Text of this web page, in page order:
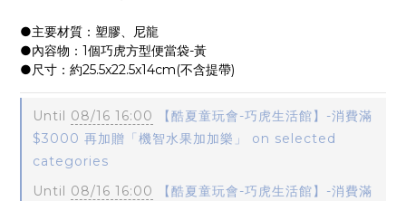
●主要材質：塑膠、尼龍
●內容物：1個巧虎方型便當袋-黃
●尺寸：約25.5x22.5x14cm(不含提帶)
Until 08/16 16:00
【酷夏童玩會-巧虎生活館】-消費滿
$3000 再加贈「機智水果加加樂」 on selected
categories
Until 08/16 16:00
【酷夏童玩會-巧虎生活館】-消費滿